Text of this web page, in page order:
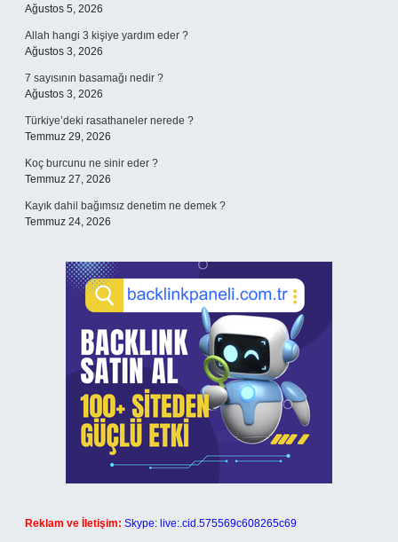
Ağustos 5, 2026
Allah hangi 3 kişiye yardım eder ?
Ağustos 3, 2026
7 sayısının basamağı nedir ?
Ağustos 3, 2026
Türkiye’deki rasathaneler nerede ?
Temmuz 29, 2026
Koç burcunu ne sinir eder ?
Temmuz 27, 2026
Kayık dahil bağımsız denetim ne demek ?
Temmuz 24, 2026
Reklam ve İletişim: Skype: live:.cid.575569c608265c69